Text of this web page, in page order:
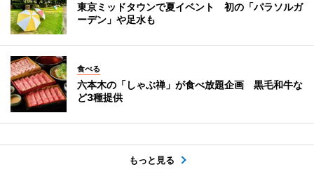
東京ミッドタウンで夏イベント 初の「パラソルガ
ーデン」や足水も
食べる
六本木の「しゃぶ禅」が食べ放題企画 黒毛和牛な
ど3種提供
もっと見る